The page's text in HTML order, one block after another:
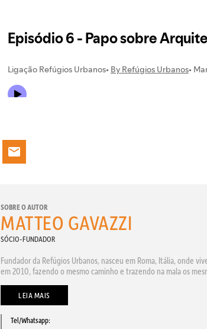
SOBRE O AUTOR
MATTEO GAVAZZI
SÓCIO-FUNDADOR
Fundador da Refúgios Urbanos, nasceu em Roma, Itália, onde
em 2010, fazendo o mesmo caminho e trazendo na mala os
LEIA MAIS
Tel/Whatsapp: